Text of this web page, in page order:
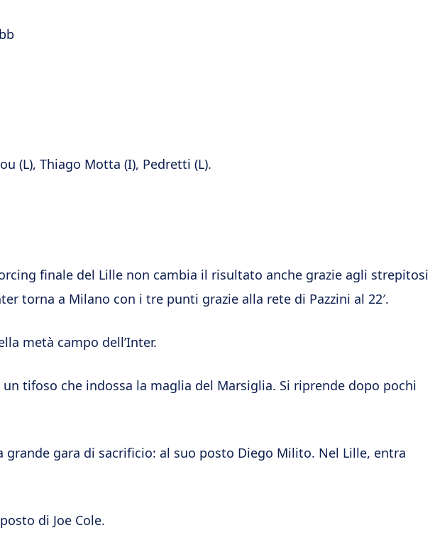
(L), Thiago Motta (I), Pedretti (L).
forcing finale del Lille non cambia il risultato anche grazie agli strepitosi
torna a Milano con i tre punti grazie alla rete di Pazzini al 22′.
metà campo dell’Inter.
un tifoso che indossa la maglia del Marsiglia. Si riprende dopo pochi
grande gara di sacrificio: al suo posto Diego Milito. Nel Lille, entra
di Joe Cole.